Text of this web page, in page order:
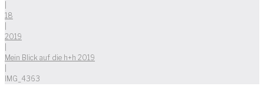
18
2019
Mein Blick auf die h+h 2019
IMG_4363